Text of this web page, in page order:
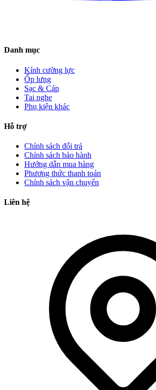
Danh mục
Kính cường lực
Ốp lưng
Sạc & Cáp
Tai nghe
Phụ kiện khác
Hỗ trợ
Chính sách đổi trả
Chính sách bảo hành
Hướng dẫn mua hàng
Phương thức thanh toán
Chính sách vận chuyển
Liên hệ